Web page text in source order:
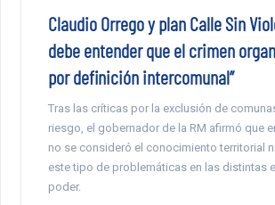
Claudio Orrego y plan Calle Sin
debe entender que el crimen
por definición intercomunal”
Tras las críticas por la exclusión de
riesgo, el gobernador de la RM afirmó que
no se consideró el conocimiento territorial
este tipo de problemáticas en las distintas
poder.